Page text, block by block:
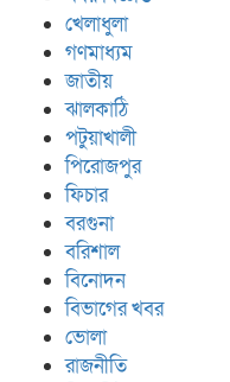
খেলাধুলা
গণমাধ্যম
জাতীয়
ঝালকাঠি
পটুয়াখালী
পিরোজপুর
ফিচার
বরগুনা
বরিশাল
বিনোদন
বিভাগের খবর
ভোলা
রাজনীতি